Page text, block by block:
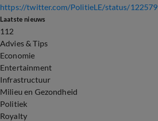
https://twitter.com/PolitieLE/status/
Laatste nieuws
112
Advies & Tips
Economie
Entertainment
Infrastructuur
Milieu en Gezondheid
Politiek
Royalty